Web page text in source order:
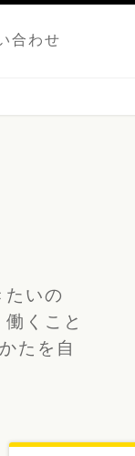
合わせ
いの
くこと
たを自